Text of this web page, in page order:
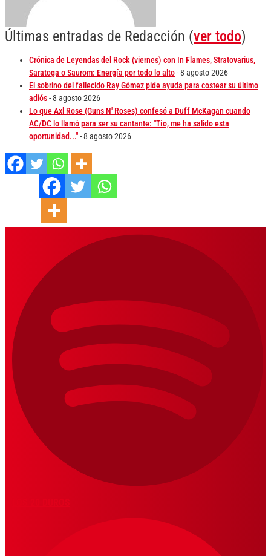
Últimas entradas de Redacción (ver todo)
Crónica de Leyendas del Rock (viernes) con In Flames, Stratovarius,
Saratoga o Saurom: Energía por todo lo alto- 8 agosto 2026
El sobrino del fallecido Ray Gómez pide ayuda para costear su último
adiós- 8 agosto 2026
Lo que Axl Rose (Guns N' Roses) confesó a Duff McKagan cuando
AC/DC lo llamó para ser su cantante: "Tío, me ha salido esta
oportunidad..."- 8 agosto 2026